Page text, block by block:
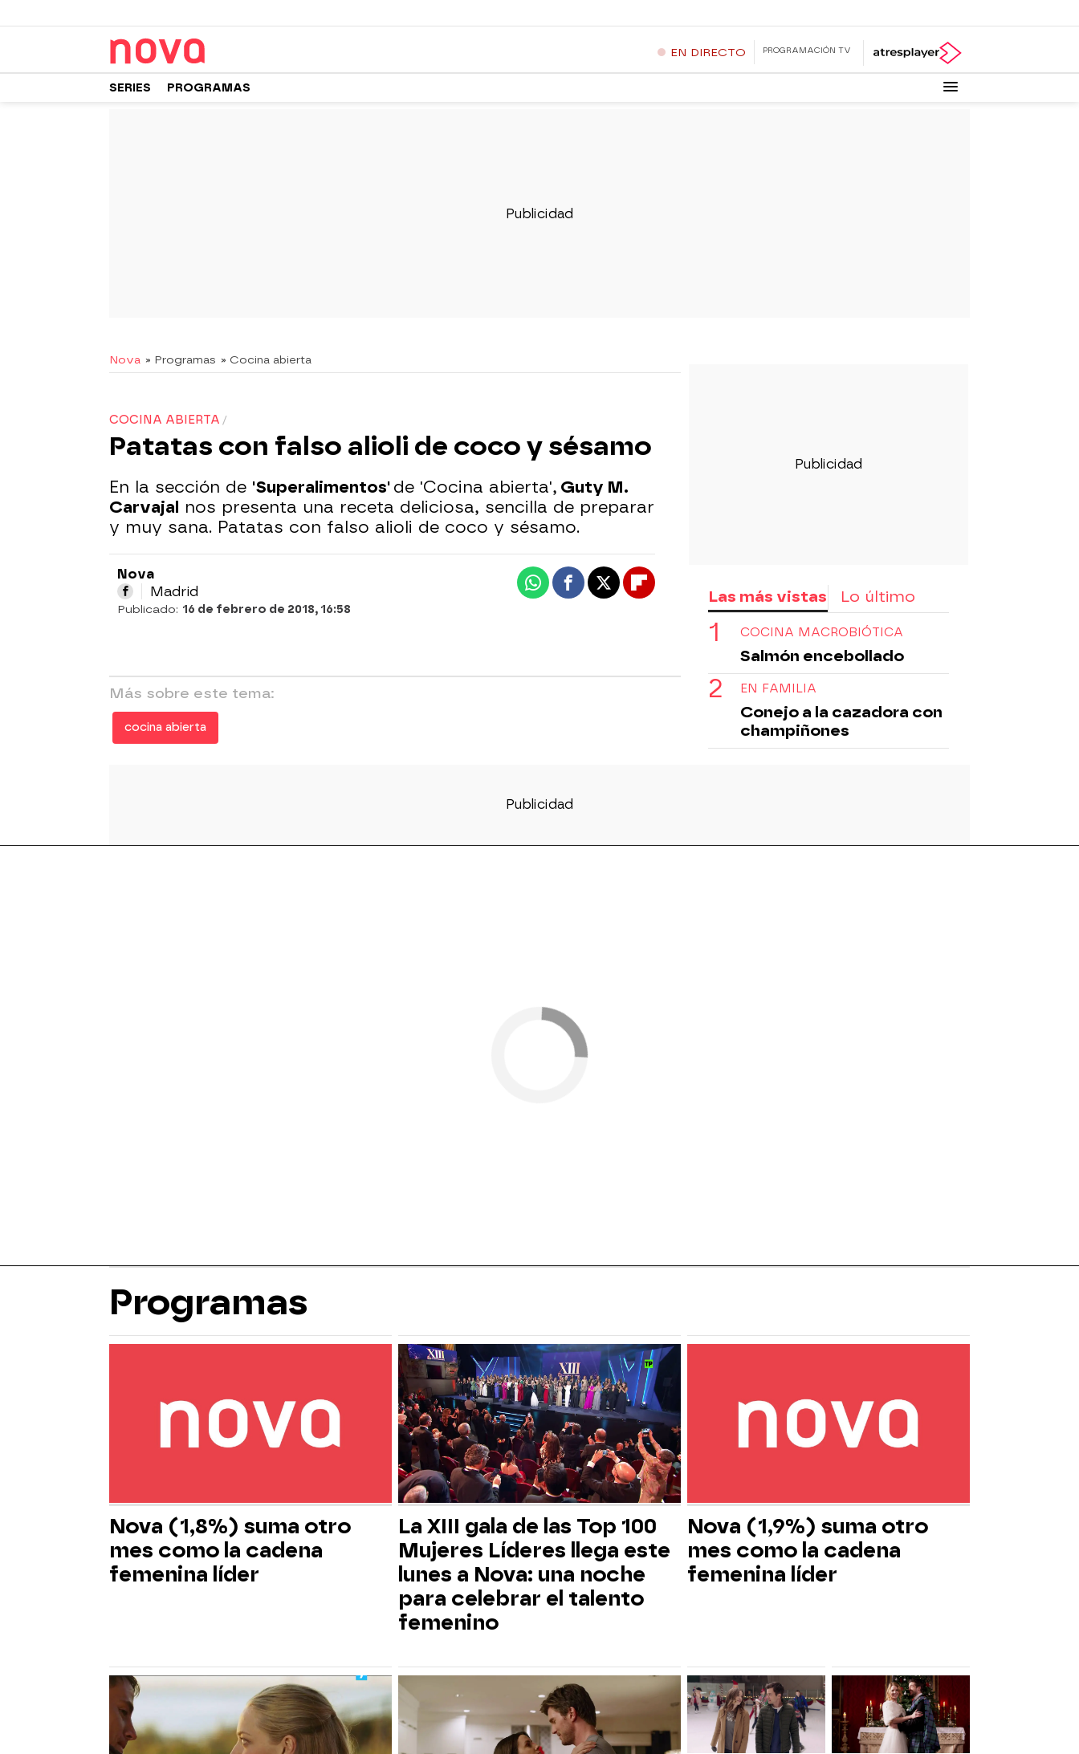
EN DIRECTO PROGRAMACIÓN TV
SERIES PROGRAMAS
Nova » Programas » Cocina abierta
COCINA ABIERTA
Patatas con falso alioli de coco y sésamo
En la sección de 'Superalimentos' de 'Cocina abierta', Guty M.
Carvajal nos presenta una receta deliciosa, sencilla de preparar
y muy sana. Patatas con falso alioli de coco y sésamo.
Nova
Madrid
Publicado: 16 de febrero de 2018, 16:58
WhatsappFacebook
X Flipboard
Más sobre este tema:
cocina abierta
Las más vistas Lo último
COCINA MACROBIÓTICA
Salmón encebollado
EN FAMILIA
Conejo a la cazadora con
champiñones
Programas
Nova (1,8%) suma otro
mes como la cadena
femenina líder
La XIII gala de las Top 100
Mujeres Líderes llega este
lunes a Nova: una noche
para celebrar el talento
femenino
Nova (1,9%) suma otro
mes como la cadena
femenina líder